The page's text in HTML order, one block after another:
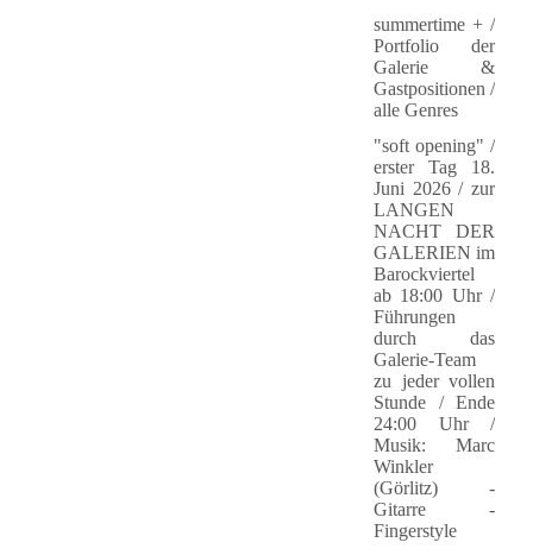
summertime + /
Portfolio der
Galerie &
Gastpositionen /
alle Genres
"soft opening" /
erster Tag 18.
Juni 2026 / zur
LANGEN
NACHT DER
GALERIEN im
Barockviertel
ab 18:00 Uhr /
Führungen
durch das
Galerie-Team
zu jeder vollen
Stunde / Ende
24:00 Uhr /
Musik: Marc
Winkler
(Görlitz) -
Gitarre -
Fingerstyle